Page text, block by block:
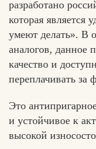
разработано
которая является
умеют делать». В
аналогов, данное
качество и
переплачивать за
Это
и устойчивое к
высокой